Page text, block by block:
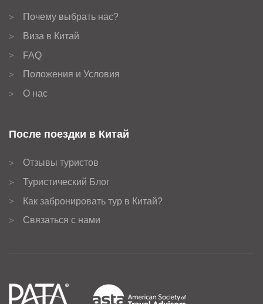
>
Почему выбрать нас?
>
Виза в Китай
>
FAQ
>
Положения и Условия
>
О нас
После поездки в Китай
>
Отзывы туристов
>
Туристический Блог
>
Как забронировать тур в Китай?
>
Связаться с нами